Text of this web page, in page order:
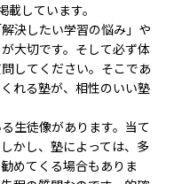
しています。
決したい学習の悩み」や
大切です。そして必ず体
してください。そこであ
れる塾が、相性のいい塾
生徒像があります。当て
かし、塾によっては、多
めてくる場合もありま